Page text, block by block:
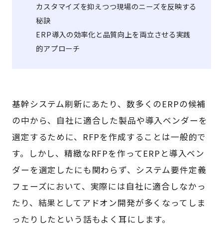
カスタマイズを抑えつつ現場のニーズを反映する
秘訣
ERP導入の効率化と品質向上を両立させる実践
的アプローチ
基幹システム刷新にあたり、数多くのERPの候補
の中から、自社に適合した製品や導入ベンダーを
選定するために、RFPを作成することは一般的で
す。しかし、精緻なRFPを作ってERPと導入ベン
ダーを選定したにも関わらず、システム要件定義
フェーズにおいて、実際には自社に適合しなかっ
たり、結果としてアドオン開発が多くなってしま
ったりしたという話もよく耳にします。